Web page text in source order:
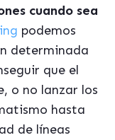
cuando sea
podemos
determinada
que el
o no lanzar los
hasta
de líneas